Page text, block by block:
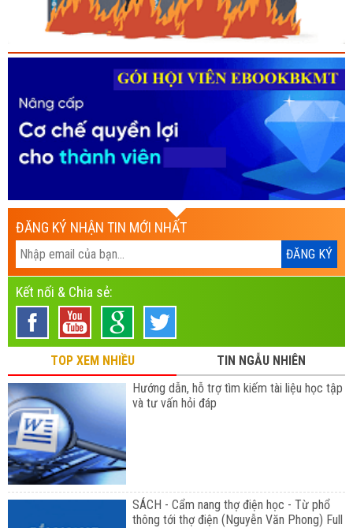
ĐĂNG KÝ NHẬN TIN MỚI NHẤT
Kết nối & Chia sẻ:
TOP XEM NHIỀU
TIN NGẪU NHIÊN
Hướng dẫn, hỗ trợ tìm kiếm tài liệu học tập
và tư vấn hỏi đáp
SÁCH - Cẩm nang thợ điện học - Từ phổ
thông tới thợ điện (Nguyễn Văn Phong) Full